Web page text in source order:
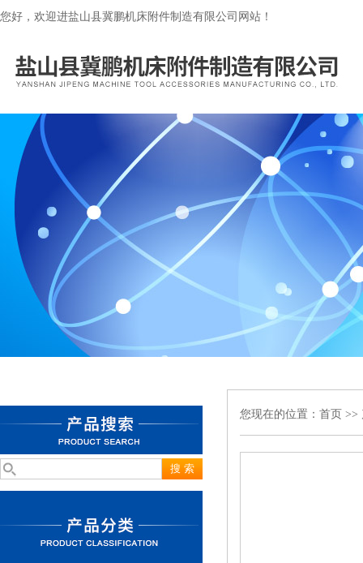
您好，欢迎进盐山县冀鹏机床附件制造有限公司网站！
您现在的位置： 首页 >>